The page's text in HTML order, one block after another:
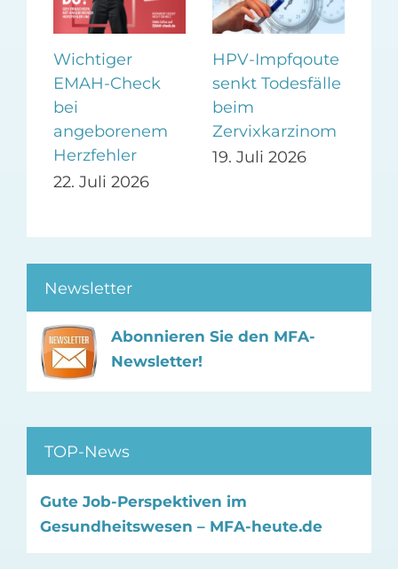
Wichtiger
EMAH-Check
bei
angeborenem
Herzfehler
22. Juli 2026
HPV-Impfqoute
senkt Todesfälle
beim
Zervixkarzinom
19. Juli 2026
Newsletter
Abonnieren Sie den MFA-
Newsletter!
TOP-News
Gute Job-Perspektiven im
Gesundheitswesen – MFA-heute.de